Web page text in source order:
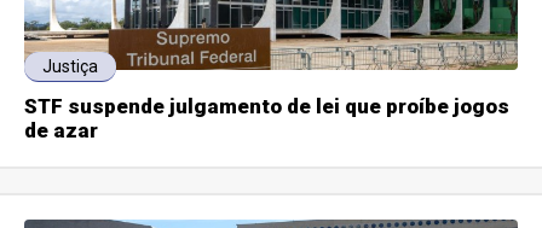
Justiça
STF suspende julgamento de lei que proíbe jogos
de azar